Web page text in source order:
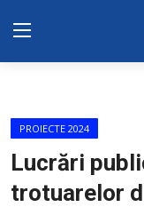
DISPOZITIILE
Adresa: str. Kiev 3 |
PROIECTE 2024
Lucrări
trotuarelor